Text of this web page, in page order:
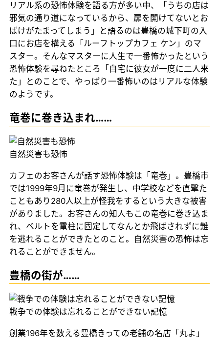
リアル系の恐怖体験を語る方が多い中、「うちの店は
邪気の通り道になっているから、扉を開けてないとお
ばけがたまってしまう」と語るのは豊橋の城下町の入
口にお店を構える「ルーフトップカフェ ケン」のマ
スター。そんなマスターに人生で一番怖かったという
恐怖体験を尋ねたところ「自宅に彼女が一度に二人来
た」とのことで、やっぱり一番怖いのはリアルな体験
のようです。
竜巻に巻き込まれ……
自然災害も恐怖
カフェのお客さんが話す恐怖体験は「竜巻」。豊橋市
では1999年9月に竜巻が発生し、中学校などを直撃た
こともあり280人以上が怪我をするという大きな被害
がありました。お客さんの知人もこの竜巻に巻き込ま
れ、ベルトを電柱に固定してなんとか飛ばされずに難
を逃れることができたとのこと。自然災害の恐怖は忘
れることができません。
豊橋の街が……
戦争での体験は忘れることができない記憶
創業196年を数える豊橋きっての老舗の名店「丸よ」